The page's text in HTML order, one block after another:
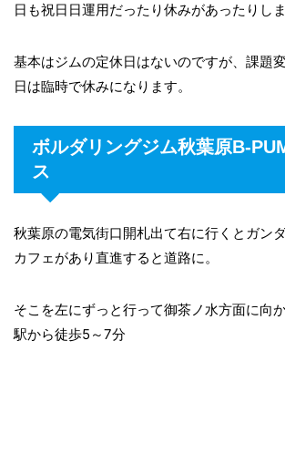
日も祝日日運用だったり休みがあったりしま
基本はジムの定休日はないのですが、課題
日は臨時で休みになります。
ボルダリングジム秋葉原B-
ス
秋葉原の電気街口開札出て右に行くとガン
カフェがあり直進すると道路に。
そこを左にずっと行って御茶ノ水方面に向
駅から徒歩5～7分